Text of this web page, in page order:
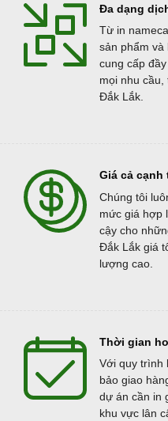
Đa dạng
Từ in
sản phẩm và
cung cấp
mọi nhu
Đắk Lắk.
Giá cả cạnh
Chúng tôi
mức giá hợp
cậy cho
Đắk Lắk giá
lượng cao.
Thời gian
Với quy trình
bảo giao
dự án cần in
khu vực lân